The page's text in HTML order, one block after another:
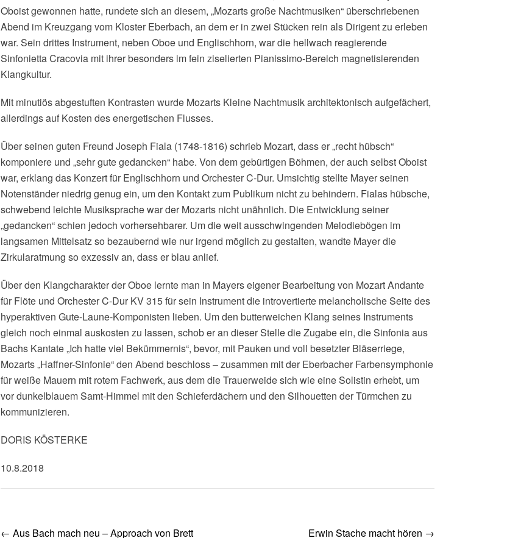
Oboist gewonnen hatte, rundete sich an diesem, „Mozarts große Nachtmusiken“ überschriebenen
Abend im Kreuzgang vom Kloster Eberbach, an dem er in zwei Stücken rein als Dirigent zu erleben
war. Sein drittes Instrument, neben Oboe und Englischhorn, war die hellwach reagierende
Sinfonietta Cracovia mit ihrer besonders im fein ziselierten Pianissimo-Bereich magnetisierenden
Klangkultur.
Mit minutiös abgestuften Kontrasten wurde Mozarts Kleine Nachtmusik architektonisch aufgefächert,
allerdings auf Kosten des energetischen Flusses.
Über seinen guten Freund Joseph Fiala (1748-1816) schrieb Mozart, dass er „recht hübsch“
komponiere und „sehr gute gedancken“ habe. Von dem gebürtigen Böhmen, der auch selbst Oboist
war, erklang das Konzert für Englischhorn und Orchester C-Dur. Umsichtig stellte Mayer seinen
Notenständer niedrig genug ein, um den Kontakt zum Publikum nicht zu behindern. Fialas hübsche,
schwebend leichte Musiksprache war der Mozarts nicht unähnlich. Die Entwicklung seiner
„gedancken“ schien jedoch vorhersehbarer. Um die weit ausschwingenden Melodiebögen im
langsamen Mittelsatz so bezaubernd wie nur irgend möglich zu gestalten, wandte Mayer die
Zirkularatmung so exzessiv an, dass er blau anlief.
Über den Klangcharakter der Oboe lernte man in Mayers eigener Bearbeitung von Mozart Andante
für Flöte und Orchester C-Dur KV 315 für sein Instrument die introvertierte melancholische Seite des
hyperaktiven Gute-Laune-Komponisten lieben. Um den butterweichen Klang seines Instruments
gleich noch einmal auskosten zu lassen, schob er an dieser Stelle die Zugabe ein, die Sinfonia aus
Bachs Kantate „Ich hatte viel Bekümmernis“, bevor, mit Pauken und voll besetzter Bläserriege,
Mozarts „Haffner-Sinfonie“ den Abend beschloss – zusammen mit der Eberbacher Farbensymphonie
für weiße Mauern mit rotem Fachwerk, aus dem die Trauerweide sich wie eine Solistin erhebt, um
vor dunkelblauem Samt-Himmel mit den Schieferdächern und den Silhouetten der Türmchen zu
kommunizieren.
DORIS KÖSTERKE
10.8.2018
← Aus Bach mach neu – Approach von Brett Erwin Stache macht hören →